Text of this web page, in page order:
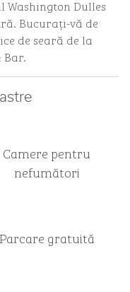
Dulles
Bucurați-vă de
de seară de la
Bar.
Camere pentru
nefumători
Parcare gratuită